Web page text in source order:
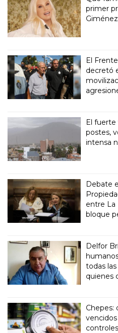
primer
Giménez
El
decretó
El fuerte
postes,
intensa
Debate
entre La
bloque
Delfor
todas
quienes